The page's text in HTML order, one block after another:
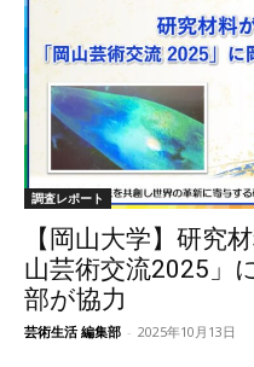
調査レポート
【岡山大学】研究
山芸術交流2025」
部が協力
芸術生活 編集部 - 2025年10月13日